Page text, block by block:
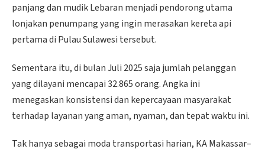
panjang dan mudik Lebaran menjadi pendorong utama
lonjakan penumpang yang ingin merasakan kereta api
pertama di Pulau Sulawesi tersebut.
Sementara itu, di bulan Juli 2025 saja jumlah pelanggan
yang dilayani mencapai 32.865 orang. Angka ini
menegaskan konsistensi dan kepercayaan masyarakat
terhadap layanan yang aman, nyaman, dan tepat waktu ini.
Tak hanya sebagai moda transportasi harian, KA Makassar–